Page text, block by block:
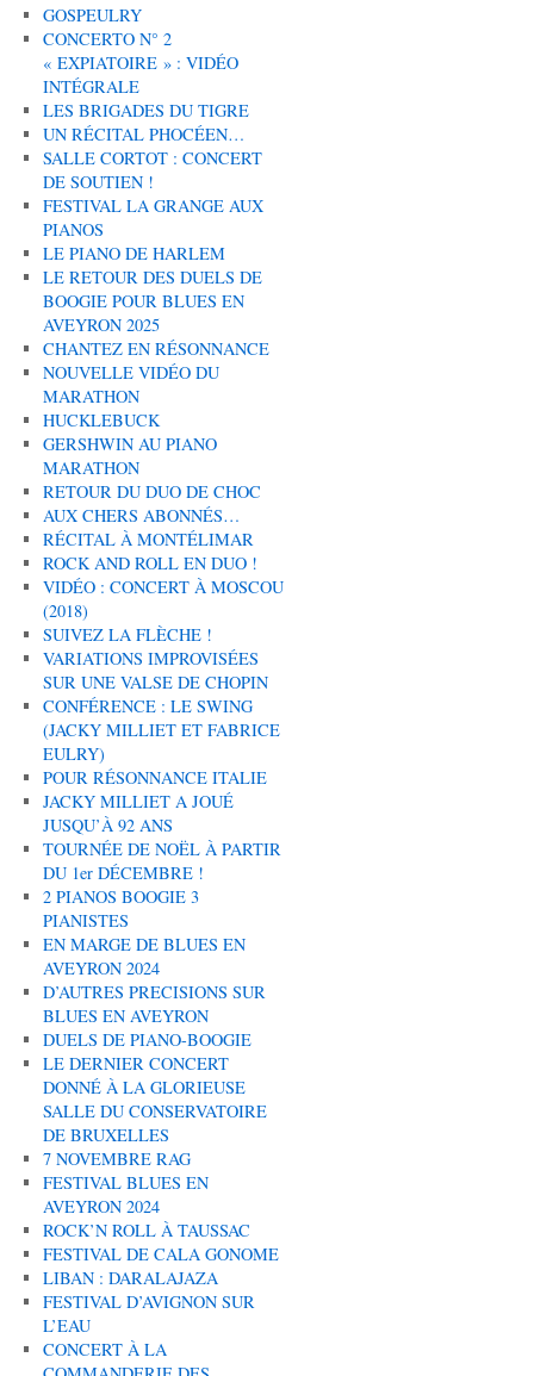
GOSPEULRY
CONCERTO N° 2
« EXPIATOIRE » : VIDÉO
INTÉGRALE
LES BRIGADES DU TIGRE
UN RÉCITAL PHOCÉEN…
SALLE CORTOT : CONCERT
DE SOUTIEN !
FESTIVAL LA GRANGE AUX
PIANOS
LE PIANO DE HARLEM
LE RETOUR DES DUELS DE
BOOGIE POUR BLUES EN
AVEYRON 2025
CHANTEZ EN RÉSONNANCE
NOUVELLE VIDÉO DU
MARATHON
HUCKLEBUCK
GERSHWIN AU PIANO
MARATHON
RETOUR DU DUO DE CHOC
AUX CHERS ABONNÉS…
RÉCITAL À MONTÉLIMAR
ROCK AND ROLL EN DUO !
VIDÉO : CONCERT À MOSCOU
(2018)
SUIVEZ LA FLÈCHE !
VARIATIONS IMPROVISÉES
SUR UNE VALSE DE CHOPIN
CONFÉRENCE : LE SWING
(JACKY MILLIET ET FABRICE
EULRY)
POUR RÉSONNANCE ITALIE
JACKY MILLIET A JOUÉ
JUSQU’À 92 ANS
TOURNÉE DE NOËL À PARTIR
DU 1er DÉCEMBRE !
2 PIANOS BOOGIE 3
PIANISTES
EN MARGE DE BLUES EN
AVEYRON 2024
D’AUTRES PRECISIONS SUR
BLUES EN AVEYRON
DUELS DE PIANO-BOOGIE
LE DERNIER CONCERT
DONNÉ À LA GLORIEUSE
SALLE DU CONSERVATOIRE
DE BRUXELLES
7 NOVEMBRE RAG
FESTIVAL BLUES EN
AVEYRON 2024
ROCK’N ROLL À TAUSSAC
FESTIVAL DE CALA GONOME
LIBAN : DARALAJAZA
FESTIVAL D’AVIGNON SUR
L’EAU
CONCERT À LA